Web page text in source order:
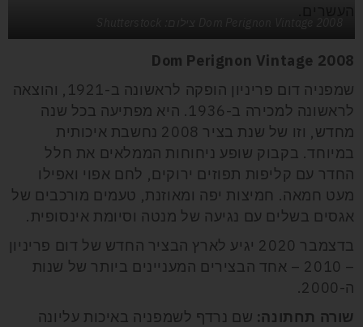
Dom Perignon Vintage 2008
שמפניה דום פריניון הופקה לראשונה ב-1921, והוצאה
לראשונה למכירה ב-1936. היא מפתיעה בכל שנה
מחדש, וזו של שנת בציר 2008 נחשבת איכותית
במיוחד. בקבוק שופע ניחוחות הממלאים את חלל
החדר עם קליפות תפוזים ירוקים, לחם אפוי ואפילו
מעט חמאה. חמיצות יפה ומאוזנת, טעמים מורכבים של
אגסים בשלים עם נגיעה של מנטה וסיומת אינסופית.
בדצמבר 2020 יגיע לארץ הבציר החדש של דום פריניון
– 2010 – אחד הבצירים המעניינים ביותר של שנות
ה-2000.
שורה תחתונה: שם נרדף לשמפניה באיכות עליונה